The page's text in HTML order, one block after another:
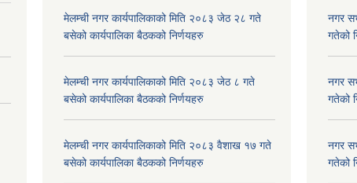
मेलम्ची नगर कार्यपालिकाको मिति २०८३ जेठ २८ गते
बसेको कार्यपालिका बैठकको निर्णयहरु
मेलम्ची नगर कार्यपालिकाको मिति २०८३ जेठ ८ गते
बसेको कार्यपालिका बैठकको निर्णयहरु
मेलम्ची नगर कार्यपालिकाको मिति २०८३ वैशाख १७ गते
बसेको कार्यपालिका बैठकको निर्णयहरु
नगर
गतेको
नगर
गतेको
नगर
गतेको